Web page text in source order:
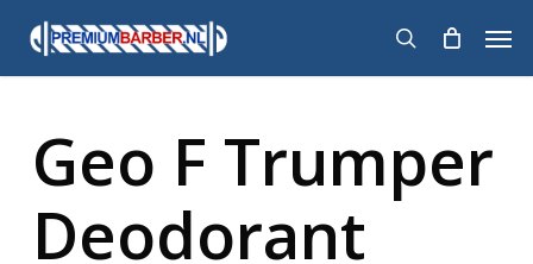
main
search
Geo F Trumper
Deodorant